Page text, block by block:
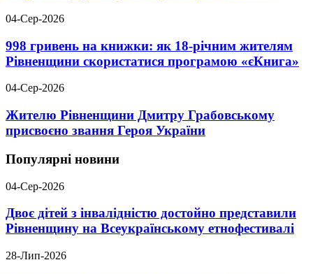
04-Сер-2026
998 гривень на книжки: як 18-річним жителям
Рівненщини скористатися програмою «єКнига»
04-Сер-2026
Жителю Рівненщини Дмитру Грабовському
присвоєно звання Героя України
Популярні новини
04-Сер-2026
Двоє дітей з інвалідністю достойно представили
Рівненщину на Всеукраїнському етнофестивалі
28-Лип-2026